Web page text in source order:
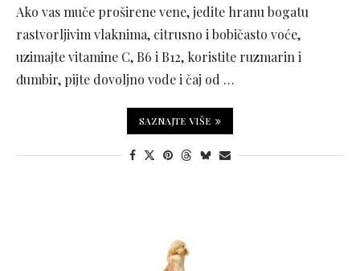
Ako vas muče proširene vene, jedite hranu bogatu
rastvorljivim vlaknima, citrusno i bobičasto voće,
uzimajte vitamine C, B6 i B12, koristite ruzmarin i
đumbir, pijte dovoljno vode i čaj od …
SAZNAJTE VIŠE